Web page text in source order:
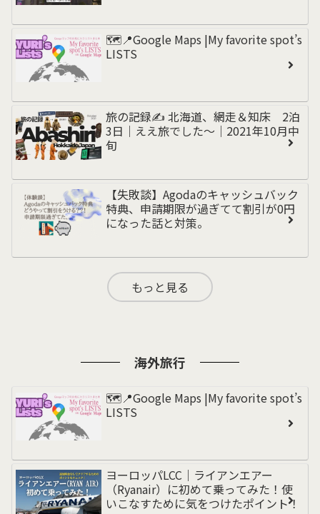
🗺️📍Google Maps |My favorite spot’s
LISTS
旅の記録✍️ 北海道、網走＆知床 2泊
3日｜ええ旅でした〜｜2021年10月中
旬
【失敗談】Agodaのキャッシュバック
特典、申請期限が過ぎてて割引が0円
になった話と対策。
もっと見る
海外旅行
🗺️📍Google Maps |My favorite spot’s
LISTS
ヨーロッパLCC｜ライアンエアー
（Ryanair）に初めて乗ってみた！使
いこなすために気をつけたポイント！